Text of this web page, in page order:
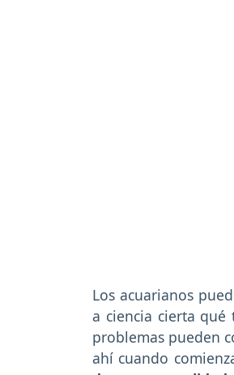
Los acuarianos
a ciencia cierta
problemas pueden
ahí cuando